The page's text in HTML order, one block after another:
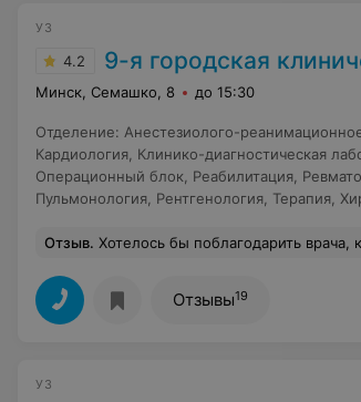
УЗ
4.2 9-я городская
Минск, Семашко, 8 до 15:30
Отделение: Анестезиолого-
Кардиология Клинико-диагностическая
Операционный блок
Реабилитация
Пульмонология Рентгенология Терапия
Отзыв. Хотелось бы поблагодарить врача, который говорит людям после онкологии,
Отзывы19
УЗ